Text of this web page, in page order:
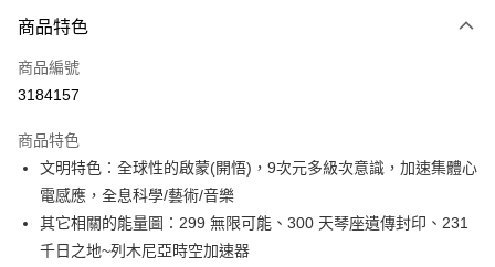
信用卡一次付款
超商取貨付款
Apple Pay
街口支付
悠遊付
商品特色
商品編號
3184157
商品特色
文明特色：全球性的啟蒙(開悟)，9次元多級次意識，加速集體心
電感應，全息科學/藝術/音樂
其它相關的能量圖：299 無限可能、300 天琴座遺傳封印、231
千日之地~列木尼亞時空加速器